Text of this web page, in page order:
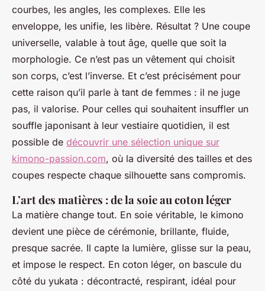
courbes, les angles, les complexes. Elle les
enveloppe, les unifie, les libère. Résultat ? Une coupe
universelle, valable à tout âge, quelle que soit la
morphologie. Ce n’est pas un vêtement qui choisit
son corps, c’est l’inverse. Et c’est précisément pour
cette raison qu’il parle à tant de femmes : il ne juge
pas, il valorise. Pour celles qui souhaitent insuffler un
souffle japonisant à leur vestiaire quotidien, il est
possible de découvrir une sélection unique sur
kimono-passion.com, où la diversité des tailles et des
coupes respecte chaque silhouette sans compromis.
L’art des matières : de la soie au coton léger
La matière change tout. En soie véritable, le kimono
devient une pièce de cérémonie, brillante, fluide,
presque sacrée. Il capte la lumière, glisse sur la peau,
et impose le respect. En coton léger, on bascule du
côté du yukata : décontracté, respirant, idéal pour